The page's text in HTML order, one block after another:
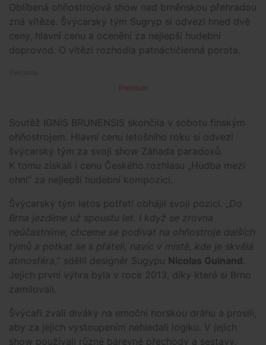
Oblíbená ohňostrojová show nad brněnskou přehradou
zná vítěze. Švýcarský tým Sugryp si odvezl hned dvě
ceny, hlavní cenu a ocenění za nejlepší hudební
doprovod. O vítězi rozhodla patnáctičlenná porota.
Premium
Soutěž IGNIS BRUNENSIS skončila v sobotu finským
ohňostrojem. Hlavní cenu letošního roku si odvezl
švýcarský tým za svoji show Záhada paradoxů.
K tomu získali i cenu Českého rozhlasu „Hudba mezi
ohni“ za nejlepší hudební kompozici.
Švýcarský tým letos potřetí obhájil svoji pozici. „ Do
Brna jezdíme už spoustu let. I když se zrovna
neúčastníme, chceme se podívat na ohňostroje dalších
týmů a potkat se s přáteli, navíc v místě, kde je skvělá
atmosféra ,“ sdělil designér Sugypu Nicolas Guinand.
Jejich první výhra byla v roce 2013, díky které si Brno
zamilovali.
Švýcaři zvali diváky na emoční horskou dráhu a prosili,
aby za jejich vystoupením nehledali logiku. V jejich
show používali různé barevné přechody a sestavy,